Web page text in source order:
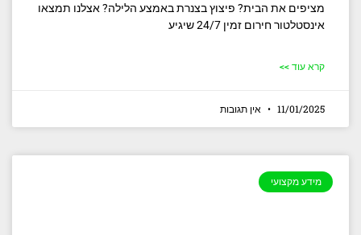
מציפים את הבית? פיצוץ בצנרת באמצע הלילה? אצלנו תמצאו
אינסטלטור חירום זמין 24/7 שיגיע
קרא עוד >>
11/01/2025 אין תגובות
מידע מקצועי